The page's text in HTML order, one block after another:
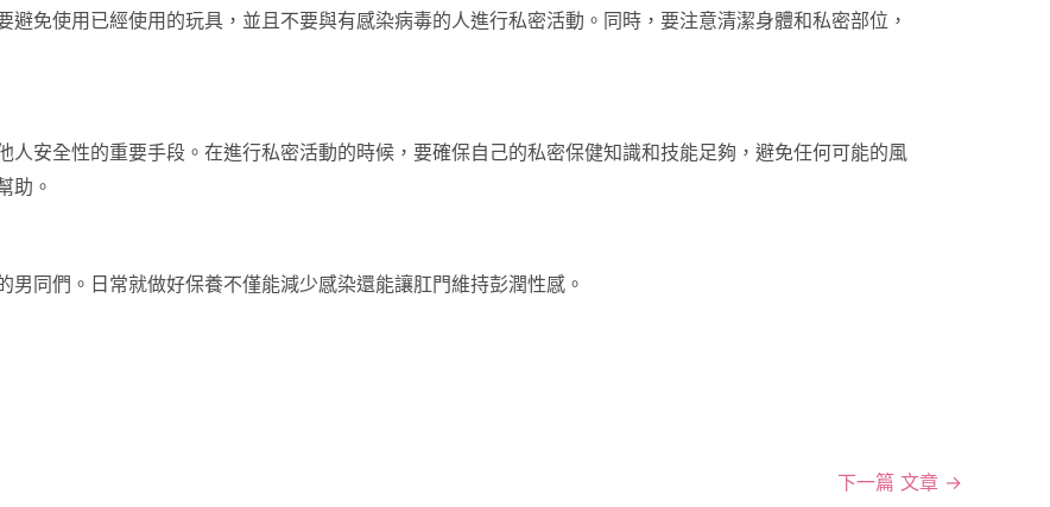
免使用已經使用的玩具，並且不要與有感染病毒的人進行私密活動。同時，要注意清潔身體和私密部位，
人安全性的重要手段。在進行私密活動的時候，要確保自己的私密保健知識和技能足夠，避免任何可能的風
助。
同們。日常就做好保養不僅能減少感染還能讓肛門維持彭潤性感。
下一篇 文章 →